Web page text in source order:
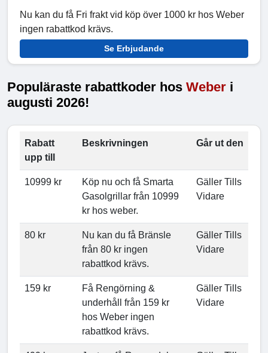
Nu kan du få Fri frakt vid köp över 1000 kr hos Weber
ingen rabattkod krävs.
Se Erbjudande
Populäraste rabattkoder hos Weber i
augusti 2026!
Rabatt
upp till
Beskrivningen Går ut den
10999 kr
Köp nu och få Smarta
Gasolgrillar från 10999
kr hos weber.
Gäller Tills
Vidare
80 kr
Nu kan du få Bränsle
från 80 kr ingen
rabattkod krävs.
Gäller Tills
Vidare
159 kr
Få Rengörning &
underhåll från 159 kr
hos Weber ingen
rabattkod krävs.
Gäller Tills
Vidare